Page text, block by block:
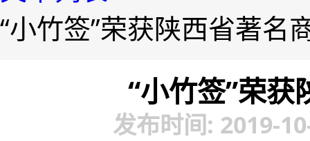
“小竹签”荣获陕西省著名
“小竹签”荣
发布时间: 2019-